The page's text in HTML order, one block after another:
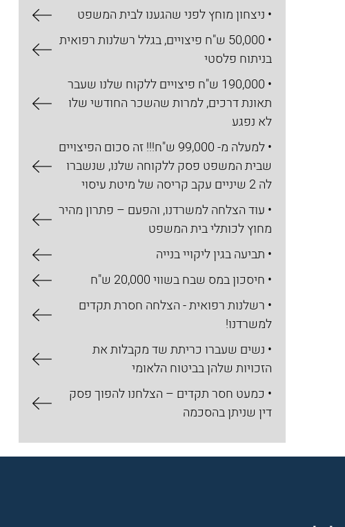
• ניצחון מוחץ לפני שהגענו לבית המשפט
• 50,000 ש"ח פיצויים, בגלל רשלנות רפואית
בניתוח פלסטי
• 190,000 ש"ח פיצויים ללקוח שלנו שעבר
תאונת דרכים, למרות שהשכר החודשי שלו
לא נפגע
• למעלה מ- 99,000 ש"ח!!! זה סכום הפיצויים
שבית המשפט פסק ללקוחה שלנו, שנשברו
לה 2 שיניים עקב קריסה של מיטת עיסוי
• עוד הצלחה למשרדנו, והפעם – פתרון מהיר
מחוץ לכותלי בית המשפט
• תביעה בגין ליקויי בנייה
• חיסכון במס שבח בשווי 20,000 ש"ח
• רשלנות רפואית - הצלחה חסרת תקדים
למשרדנו!
• נשים שעברו כריתת שד מקבלות את
הזכויות שלהן בביטוח הלאומי
• כמעט חסר תקדים – הצלחנו להפוך פסק
דין שניתן בהסכמה